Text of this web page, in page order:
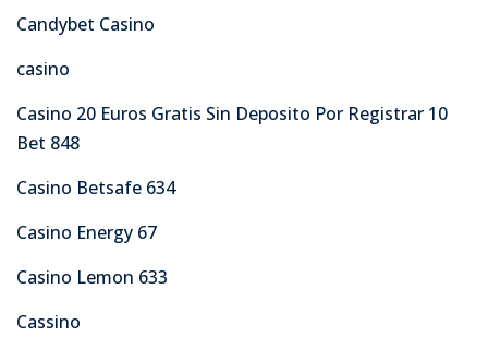
Candybet Casino
casino
Casino 20 Euros Gratis Sin Deposito Por Registrar 10
Bet 848
Casino Betsafe 634
Casino Energy 67
Casino Lemon 633
Cassino